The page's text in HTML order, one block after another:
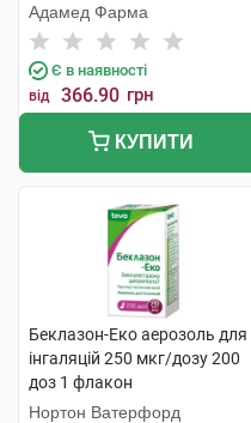
Адамед Фарма
Є в наявності
від 366.90 грн
КУПИТИ
Беклазон-Еко аерозоль для
інгаляцій 250 мкг/дозу 200
доз 1 флакон
Нортон Ватерфорд